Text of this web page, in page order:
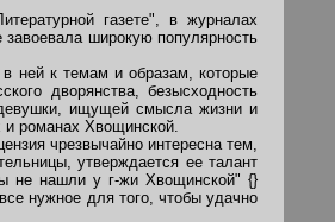
газете", в журналах
широкую популярность
ней к темам и образам, которые
дворянства, безысходность
ищущей смысла жизни и
и романах Хвощинской.
чрезвычайно интересна тем,
утверждается ее талант
не нашли у г-жи Хвощинской" {}
нужное для того, чтобы удачно